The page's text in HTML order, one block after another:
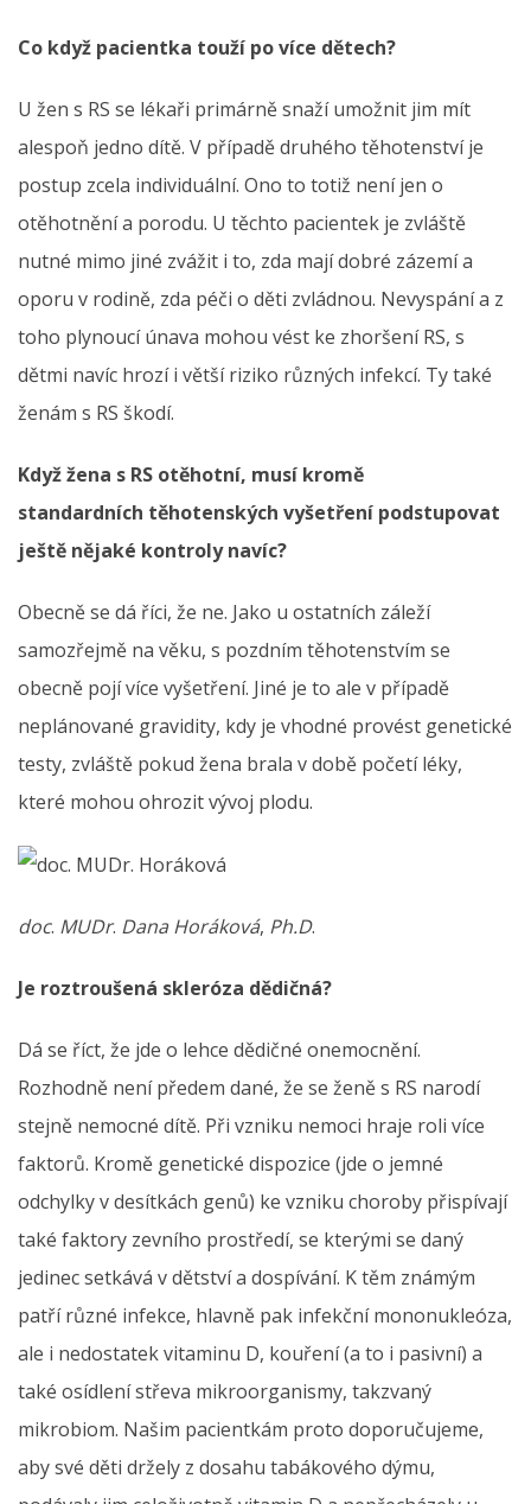
Co když pacientka touží po více dětech?
U žen s RS se lékaři primárně snaží umožnit jim mít
alespoň jedno dítě. V případě druhého těhotenství je
postup zcela individuální. Ono to totiž není jen o
otěhotnění a porodu. U těchto pacientek je zvláště
nutné mimo jiné zvážit i to, zda mají dobré zázemí a
oporu v rodině, zda péči o děti zvládnou. Nevyspání a z
toho plynoucí únava mohou vést ke zhoršení RS, s
dětmi navíc hrozí i větší riziko různých infekcí. Ty také
ženám s RS škodí.
Když žena s RS otěhotní, musí kromě
standardních těhotenských vyšetření podstupovat
ještě nějaké kontroly navíc?
Obecně se dá říci, že ne. Jako u ostatních záleží
samozřejmě na věku, s pozdním těhotenstvím se
obecně pojí více vyšetření. Jiné je to ale v případě
neplánované gravidity, kdy je vhodné provést genetické
testy, zvláště pokud žena brala v době početí léky,
které mohou ohrozit vývoj plodu.
doc. MUDr. Dana Horáková, Ph.D.
Je roztroušená skleróza dědičná?
Dá se říct, že jde o lehce dědičné onemocnění.
Rozhodně není předem dané, že se ženě s RS narodí
stejně nemocné dítě. Při vzniku nemoci hraje roli více
faktorů. Kromě genetické dispozice (jde o jemné
odchylky v desítkách genů) ke vzniku choroby přispívají
také faktory zevního prostředí, se kterými se daný
jedinec setkává v dětství a dospívání. K těm známým
patří různé infekce, hlavně pak infekční mononukleóza,
ale i nedostatek vitaminu D, kouření (a to i pasivní) a
také osídlení střeva mikroorganismy, takzvaný
mikrobiom. Našim pacientkám proto doporučujeme,
aby své děti držely z dosahu tabákového dýmu,